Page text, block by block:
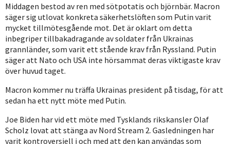
Middagen bestod av ren med sötpotatis och björnbär. Macron
säger sig utlovat konkreta säkerhetslöften som Putin varit
mycket tillmötesgående mot. Det är oklart om detta
inbegriper tillbakadragande av soldater från Ukrainas
grannländer, som varit ett stående krav från Ryssland. Putin
säger att Nato och USA inte hörsammat deras viktigaste krav
över huvud taget.
Macron kommer nu träffa Ukrainas president på tisdag, för att
sedan ha ett nytt möte med Putin.
Joe Biden har vid ett möte med Tysklands rikskansler Olaf
Scholz lovat att stänga av Nord Stream 2. Gasledningen har
varit kontroversiell i och med att den kan användas som